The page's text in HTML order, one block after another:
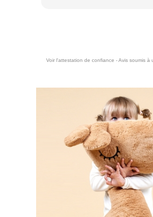
Voir l'attestation de confiance - Avis soumis à